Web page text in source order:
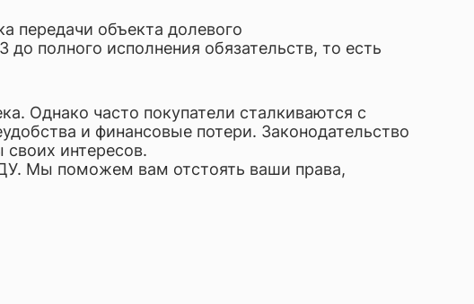
передачи объекта долевого
полного исполнения обязательств, то есть
Однако часто покупатели сталкиваются с
и финансовые потери. Законодательство
интересов.
Мы поможем вам отстоять ваши права,